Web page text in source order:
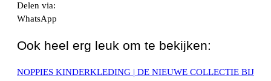
Delen via:
WhatsApp
Ook heel erg leuk om te bekijken:
NOPPIES KINDERKLEDING | DE NIEUWE COLLECTIE BIJ